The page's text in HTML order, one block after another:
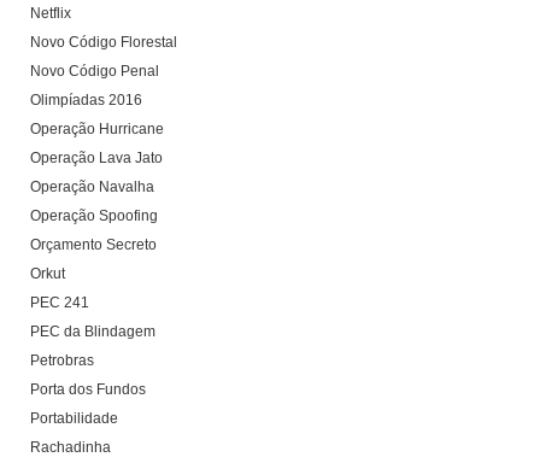
Netflix
Novo Código Florestal
Novo Código Penal
Olimpíadas 2016
Operação Hurricane
Operação Lava Jato
Operação Navalha
Operação Spoofing
Orçamento Secreto
Orkut
PEC 241
PEC da Blindagem
Petrobras
Porta dos Fundos
Portabilidade
Rachadinha